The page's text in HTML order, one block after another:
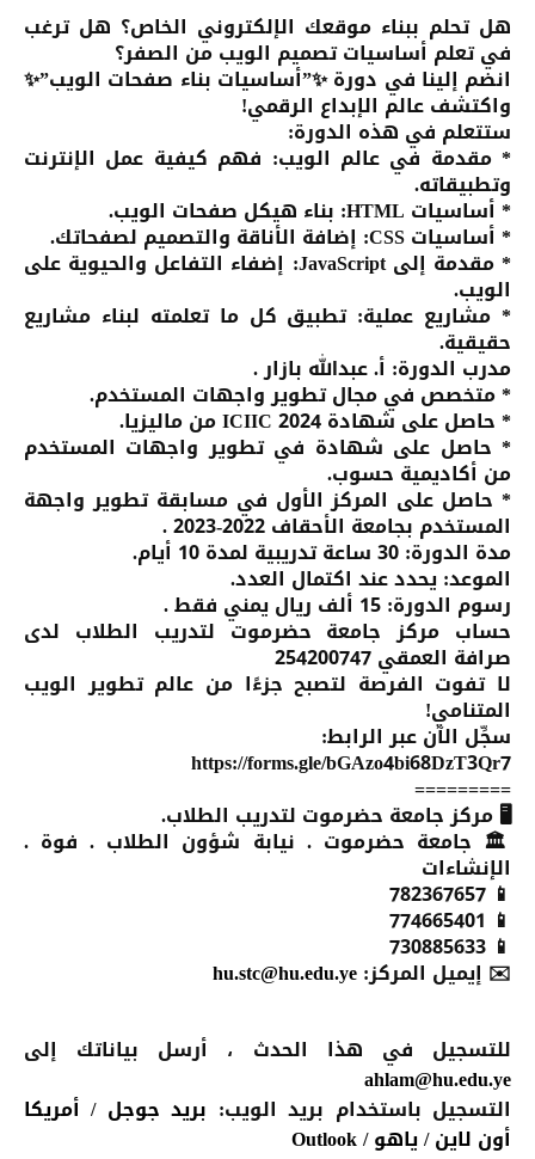
هل تحلم ببناء موقعك الإلكتروني الخاص؟ هل ترغب
في تعلم أساسيات تصميم الويب من الصفر؟
انضم إلينا في دورة ✨”أساسيات بناء صفحات الويب”✨
واكتشف عالم الإبداع الرقمي!
ستتعلم في هذه الدورة:
* مقدمة في عالم الويب: فهم كيفية عمل الإنترنت
وتطبيقاته.
* أساسيات HTML: بناء هيكل صفحات الويب.
* أساسيات CSS: إضافة الأناقة والتصميم لصفحاتك.
* مقدمة إلى JavaScript: إضفاء التفاعل والحيوية على
الويب.
* مشاريع عملية: تطبيق كل ما تعلمته لبناء مشاريع
حقيقية.
مدرب الدورة: أ. عبدالله بازار .
* متخصص في مجال تطوير واجهات المستخدم.
* حاصل على شهادة ICIIC 2024 من ماليزيا.
* حاصل على شهادة في تطوير واجهات المستخدم
من أكاديمية حسوب.
* حاصل على المركز الأول في مسابقة تطوير واجهة
المستخدم بجامعة الأحقاف 2022-2023 .
مدة الدورة: 30 ساعة تدريبية لمدة 10 أيام.
الموعد: يحدد عند اكتمال العدد.
رسوم الدورة: 15 ألف ريال يمني فقط .
حساب مركز جامعة حضرموت لتدريب الطلاب لدى
صرافة العمقي 254200747
لا تفوت الفرصة لتصبح جزءًا من عالم تطوير الويب
المتنامي!
سجِّل الآن عبر الرابط:
https://forms.gle/bGAzo4bi68DzT3Qr7
=========
🖥️ مركز جامعة حضرموت لتدريب الطلاب.
🏛️ جامعة حضرموت . نيابة شؤون الطلاب . فوة .
الإنشاءات
📱 782367657‪
📱 774665401
📱 730‪885‪633
✉️ إيميل المركز:hu.stc@hu.edu.ye
للتسجيل في هذا الحدث ، أرسل بياناتك إلى
ahlam@hu.edu.ye
التسجيل باستخدام بريد الويب: بريد جوجل/ أمريكا
أون لاين/ياهو/
Outlook